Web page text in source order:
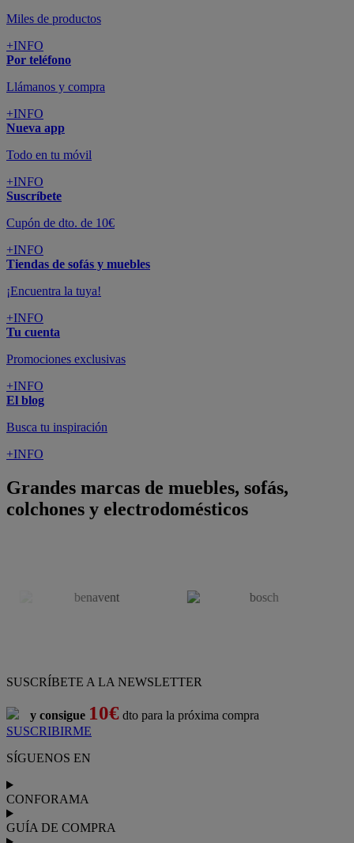
Miles de productos
+INFO
Por teléfono
Llámanos y compra
+INFO
Nueva app
Todo en tu móvil
+INFO
Suscríbete
Cupón de dto. de 10€
+INFO
Tiendas de sofás y muebles
¡Encuentra la tuya!
+INFO
Tu cuenta
Promociones exclusivas
+INFO
El blog
Busca tu inspiración
+INFO
Grandes marcas de muebles, sofás,
colchones y electrodomésticos
SUSCRÍBETE A LA NEWSLETTER
y consigue 10€ dto para la próxima compra
SUSCRIBIRME
SÍGUENOS EN
CONFORAMA
GUÍA DE COMPRA